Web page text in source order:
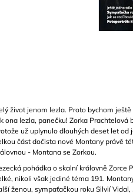
život jenom lezla. Proto bychom
ona lezla, panečku! Zorka Prachtelová
už uplynulo dlouhých deset let od
část dočista nové Montany právě
- Montana se Zorkou.
pohádka o skalní královně Zorce
nikoli však jediné téma 191.
ženou, sympaťačkou roku Silvií